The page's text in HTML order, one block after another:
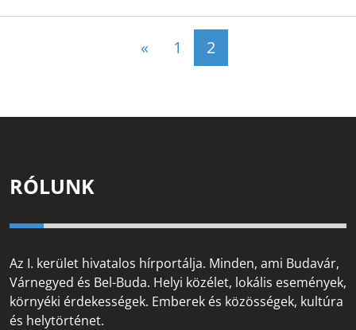
Posts navigation
« 1 2
RÓLUNK
Az I. kerület hivatalos hírportálja. Minden, ami Budavár,
Várnegyed és Bel-Buda. Helyi közélet, lokális események,
környéki érdekességek. Emberek és közösségek, kultúra
és helytörténet.